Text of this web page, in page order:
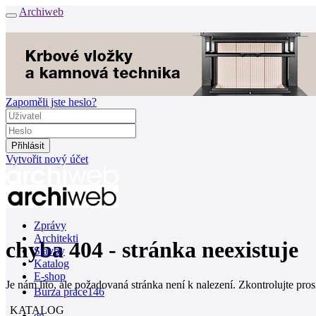
Archiweb
Zapoměli jste heslo?
Vytvořit nový účet
Zprávy
Architekti
Stavby
Katalog
E-shop
Burza práce146
chyba 404 - stránka neexistuje
Je nám líto, ale požadovaná stránka není k nalezení. Zkontrolujte
KATALOG